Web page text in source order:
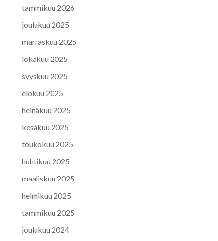
tammikuu 2026
joulukuu 2025
marraskuu 2025
lokakuu 2025
syyskuu 2025
elokuu 2025
heinäkuu 2025
kesäkuu 2025
toukokuu 2025
huhtikuu 2025
maaliskuu 2025
helmikuu 2025
tammikuu 2025
joulukuu 2024